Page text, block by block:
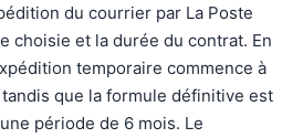
du courrier par La Poste
choisie et la durée du contrat. En
temporaire commence à
que la formule définitive est
période de 6 mois. Le